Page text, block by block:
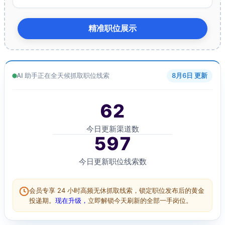
精准职位展示
AI 助手正在全天候抓取职位线索 8月6日 更新
62
今日更新渠道数
597
今日更新职位线索数
会员专享 24 小时高频无休抓取线索，锁定职位发布后的黄金
投递期。 现在升级， 立即解锁今天刷新的全部一手岗位。